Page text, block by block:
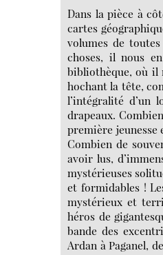
Dans la pièce à
cartes
volumes de
choses, il nous
bibliothèque, où il
hochant la tête,
l’intégralité d’un
drapeaux.
première jeunesse
Combien de
avoir lus,
mystérieuses
et formidables !
mystérieux et
héros de
bande des
Ardan à Paganel,